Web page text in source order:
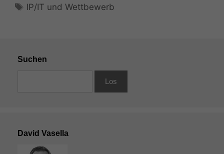
Schlagwörter
IP/IT und Wettbewerb
Suchen
David Vasella